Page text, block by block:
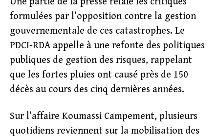
formulées par l’opposition contre la gestion
gouvernementale de ces catastrophes. Le
PDCI-RDA appelle à une refonte des politiques
publiques de gestion des risques, rappelant
que les fortes pluies ont causé près de 150
décès au cours des cinq dernières années.
Sur l’affaire Koumassi Campement, plusieurs
quotidiens reviennent sur la mobilisation des